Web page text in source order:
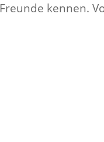
Freunde kennen.